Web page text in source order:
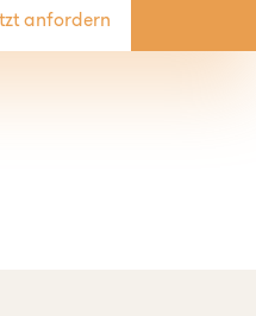
anfordern